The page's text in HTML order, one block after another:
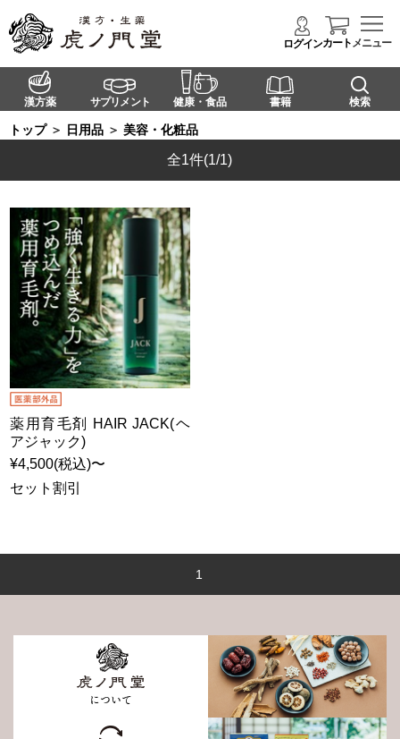
ログインカートメニュー
漢方薬 サプリメント 健康・食品 書籍 検索
トップ ＞ 日用品 ＞ 美容・化粧品
全1件(1/1)
薬用育毛剤 HAIR JACK(ヘ
アジャック)
¥4,500(税込)〜
セット割引
1
について